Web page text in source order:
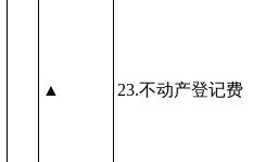
▲ 23.不动产登记费